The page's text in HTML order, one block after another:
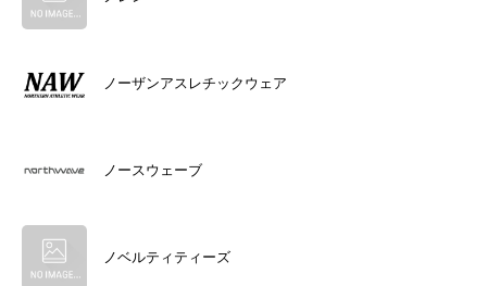
ノーザンアスレチックウェア
ノースウェーブ
ノベルティティーズ